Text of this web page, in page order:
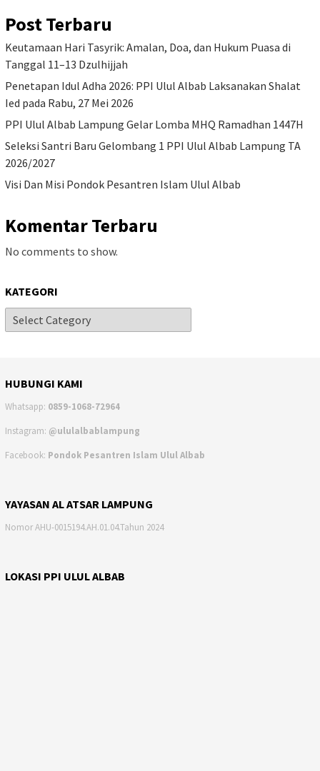
Post Terbaru
Keutamaan Hari Tasyrik: Amalan, Doa, dan Hukum Puasa di
Tanggal 11–13 Dzulhijjah
Penetapan Idul Adha 2026: PPI Ulul Albab Laksanakan Shalat
Ied pada Rabu, 27 Mei 2026
PPI Ulul Albab Lampung Gelar Lomba MHQ Ramadhan 1447H
Seleksi Santri Baru Gelombang 1 PPI Ulul Albab Lampung TA
2026/2027
Visi Dan Misi Pondok Pesantren Islam Ulul Albab
Komentar Terbaru
No comments to show.
KATEGORI
HUBUNGI KAMI
Whatsapp: 0859-1068-72964
Instagram: @ululalbablampung
Facebook: Pondok Pesantren Islam Ulul Albab
YAYASAN AL ATSAR LAMPUNG
Nomor AHU-0015194.AH.01.04.Tahun 2024
LOKASI PPI ULUL ALBAB